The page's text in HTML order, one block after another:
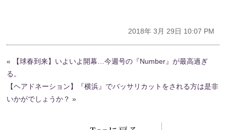
2018年 3月 29日 10:07 PM
«
【球春到来】いよいよ開幕…今週号の『Number』が最高過ぎ
る。
【ヘアドネーション】『横浜』でバッサリカットをされる方は是非
いかがでしょうか？ »